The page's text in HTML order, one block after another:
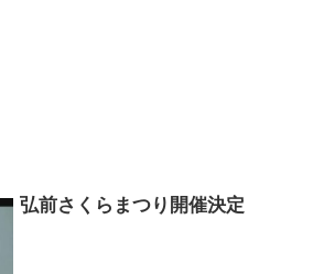
弘前さくらまつり開催決定